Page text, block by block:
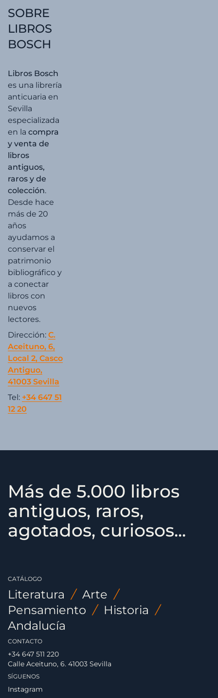
SOBRE
LIBROS
BOSCH
Libros Bosch
es una librería
anticuaria en
Sevilla
especializada
en la compra
y venta de
libros
antiguos,
raros y de
colección.
Desde hace
más de 20
años
ayudamos a
conservar el
patrimonio
bibliográfico y
a conectar
libros con
nuevos
lectores.
Dirección: C.
Aceituno, 6,
Local 2, Casco
Antiguo,
41003 Sevilla
Tel: +34 647 51
12 20
Más de 5.000 libros
antiguos, raros,
agotados, curiosos...
CATÁLOGO
Literatura / Arte /
Pensamiento / Historia /
Andalucía
CONTACTO
+34 647 511 220
Calle Aceituno, 6. 41003 Sevilla
SÍGUENOS
Instagram